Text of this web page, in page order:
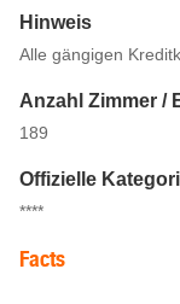
Hinweis
Alle gängigen
Anzahl Zimmer /
189
Offizielle
****
Facts